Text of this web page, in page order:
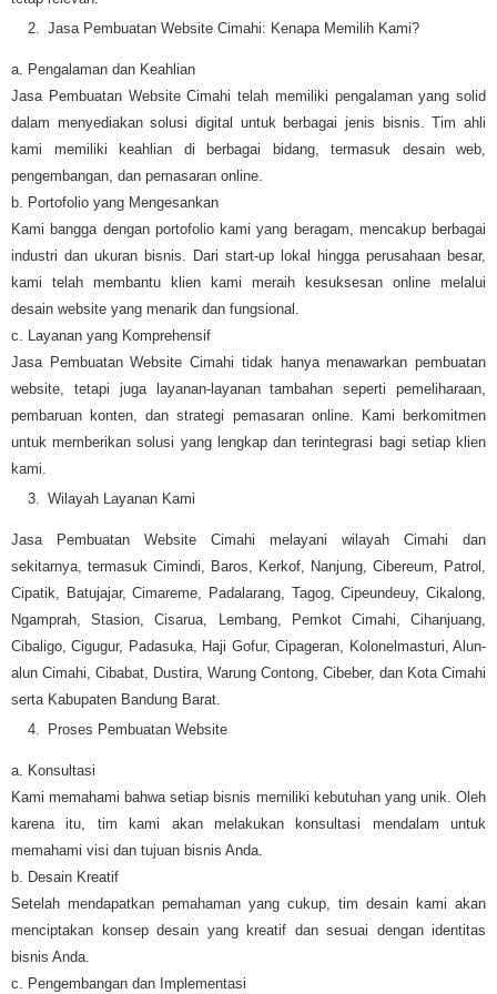
Jasa Pembuatan Website Cimahi: Kenapa Memilih Kami?
a. Pengalaman dan Keahlian
Jasa Pembuatan Website Cimahi telah memiliki pengalaman yang solid
dalam menyediakan solusi digital untuk berbagai jenis bisnis. Tim ahli
kami memiliki keahlian di berbagai bidang, termasuk desain web,
pengembangan, dan pemasaran online.
b. Portofolio yang Mengesankan
Kami bangga dengan portofolio kami yang beragam, mencakup berbagai
industri dan ukuran bisnis. Dari start-up lokal hingga perusahaan besar,
kami telah membantu klien kami meraih kesuksesan online melalui
desain website yang menarik dan fungsional.
c. Layanan yang Komprehensif
Jasa Pembuatan Website Cimahi tidak hanya menawarkan pembuatan
website, tetapi juga layanan-layanan tambahan seperti pemeliharaan,
pembaruan konten, dan strategi pemasaran online. Kami berkomitmen
untuk memberikan solusi yang lengkap dan terintegrasi bagi setiap klien
kami.
Wilayah Layanan Kami
Jasa Pembuatan Website Cimahi melayani wilayah Cimahi dan
sekitarnya, termasuk Cimindi, Baros, Kerkof, Nanjung, Cibereum, Patrol,
Cipatik, Batujajar, Cimareme, Padalarang, Tagog, Cipeundeuy, Cikalong,
Ngamprah, Stasion, Cisarua, Lembang, Pemkot Cimahi, Cihanjuang,
Cibaligo, Cigugur, Padasuka, Haji Gofur, Cipageran, Kolonelmasturi, Alun-
alun Cimahi, Cibabat, Dustira, Warung Contong, Cibeber, dan Kota Cimahi
serta Kabupaten Bandung Barat.
Proses Pembuatan Website
a. Konsultasi
Kami memahami bahwa setiap bisnis memiliki kebutuhan yang unik. Oleh
karena itu, tim kami akan melakukan konsultasi mendalam untuk
memahami visi dan tujuan bisnis Anda.
b. Desain Kreatif
Setelah mendapatkan pemahaman yang cukup, tim desain kami akan
menciptakan konsep desain yang kreatif dan sesuai dengan identitas
bisnis Anda.
c. Pengembangan dan Implementasi